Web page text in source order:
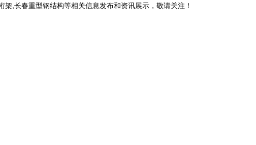
架,长春重型钢结构等相关信息发布和资讯展示，敬请关注！